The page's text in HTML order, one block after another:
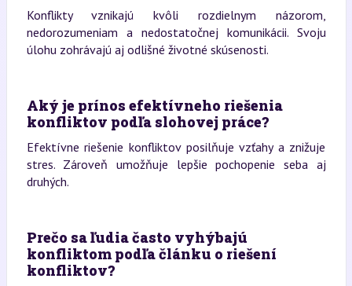
Konflikty vznikajú kvôli rozdielnym názorom,
nedorozumeniam a nedostatočnej komunikácii. Svoju
úlohu zohrávajú aj odlišné životné skúsenosti.
Aký je prínos efektívneho riešenia
konfliktov podľa slohovej práce?
Efektívne riešenie konfliktov posilňuje vzťahy a znižuje
stres. Zároveň umožňuje lepšie pochopenie seba aj
druhých.
Prečo sa ľudia často vyhýbajú
konfliktom podľa článku o riešení
konfliktov?